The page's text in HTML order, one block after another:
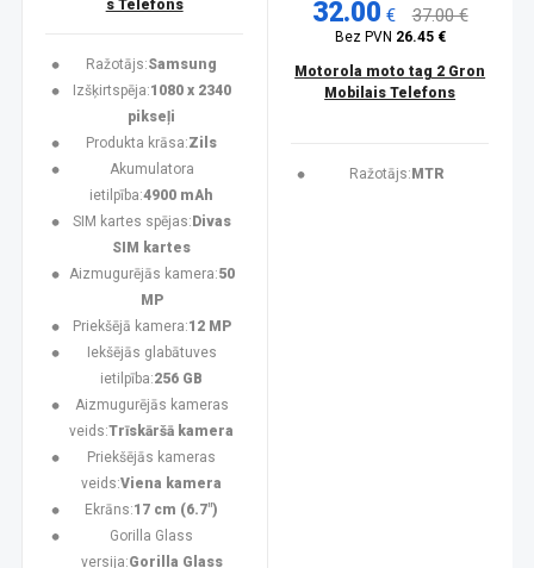
s Telefons
Ražotājs:Samsung
Izšķirtspēja:1080 x 2340
pikseļi
Produkta krāsa:Zils
Akumulatora
ietilpība:4900 mAh
SIM kartes spējas: Divas
SIM kartes
Aizmugurējās kamera:50
MP
Priekšējā kamera:12 MP
Iekšējās glabātuves
ietilpība:256 GB
Aizmugurējās kameras
veids:Trīskāršā kamera
Priekšējās kameras
veids:Viena kamera
Ekrāns:17 cm (6.7")
Gorilla Glass
versija:Gorilla Glass
32.00 € 37.00 €
Bez PVN 26.45 €
Motorola moto tag 2 Gron
Mobilais Telefons
Ražotājs: MTR